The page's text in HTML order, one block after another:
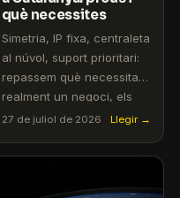
què necessites
Simetria, IP fixa, centraleta
al núvol, suport prioritari:
repassem què necessita
realment un negoci, els
rangs de preus del mercat
empreses des de 29,90
€/mes sense IVA.
27 de juliol de 2026 Llegir →